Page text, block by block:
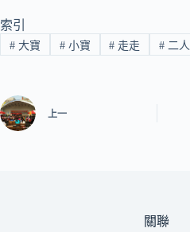
索引
#大寶 #小寶 # 走走 # 二人
上一
關聯